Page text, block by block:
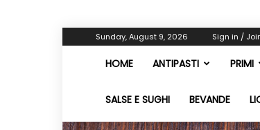
Sunday, August 9, 2026 Sign in /
HOME ANTIPASTI PRIMI
SALSE E SUGHI BEVANDE